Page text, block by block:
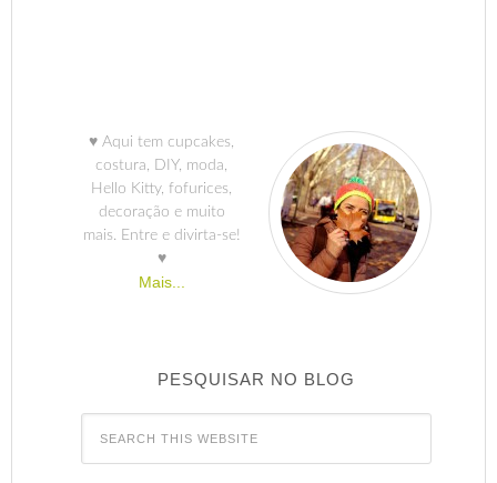
♥ Aqui tem cupcakes,
costura, DIY, moda,
Hello Kitty, fofurices,
decoração e muito
mais. Entre e divirta-se!
♥
Mais...
PESQUISAR NO BLOG